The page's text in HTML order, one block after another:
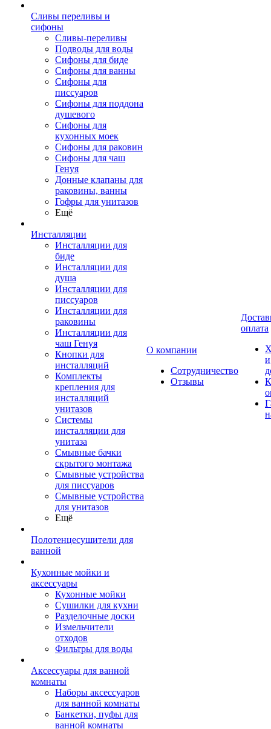
Сливы переливы и
сифоны
Сливы-переливы
Подводы для воды
Сифоны для биде
Сифоны для ванны
Сифоны для
писсуаров
Сифоны для поддона
душевого
Сифоны для
кухонных моек
Сифоны для раковин
Сифоны для чаш
Генуя
Донные клапаны для
раковины, ванны
Гофры для унитазов
Ещё
Инсталляции
Инсталляции для
биде
Инсталляции для
душа
Инсталляции для
писсуаров
Инсталляции для
раковины
Инсталляции для
чаш Генуя
Кнопки для
инсталляций
Комплекты
крепления для
инсталляций
унитазов
Системы
инсталляции для
унитаза
Смывные бачки
скрытого монтажа
Смывные устройства
для писсуаров
Смывные устройства
для унитазов
Ещё
Полотенцесушители для
ванной
Кухонные мойки и
аксессуары
Кухонные мойки
Сушилки для кухни
Разделочные доски
Измельчители
отходов
Фильтры для воды
Аксессуары для ванной
комнаты
Наборы аксессуаров
для ванной комнаты
Банкетки, пуфы для
ванной комнаты
О компании
Сотрудничество
Отзывы
оплата
и